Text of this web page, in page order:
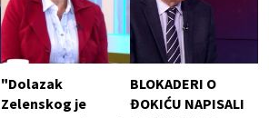
"Dolazak
Zelenskog je
BLOKADERI O
ĐOKIĆU NAPISALI